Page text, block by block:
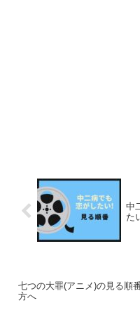
中
た
七つの大罪(アニメ)の見る順
方へ